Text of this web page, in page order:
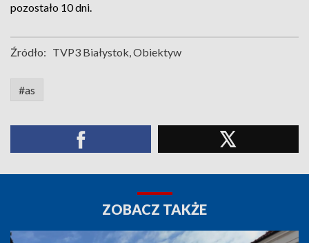
pozostało 10 dni.
Źródło: TVP3 Białystok, Obiektyw
#as
ZOBACZ TAKŻE